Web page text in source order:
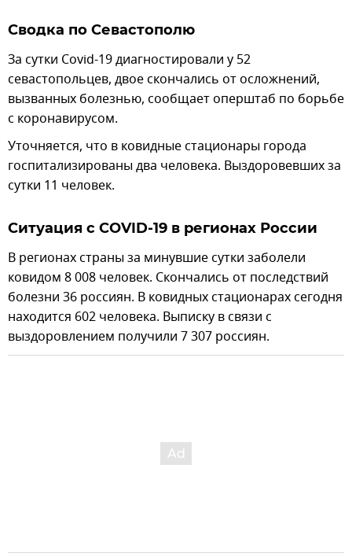
Сводка по Севастополю
За сутки Covid-19 диагностировали у 52
севастопольцев, двое скончались от осложнений,
вызванных болезнью, сообщает оперштаб по борьбе
с коронавирусом.
Уточняется, что в ковидные стационары города
госпитализированы два человека. Выздоровевших за
сутки 11 человек.
Ситуация с COVID-19 в регионах России
В регионах страны за минувшие сутки заболели
ковидом 8 008 человек. Скончались от последствий
болезни 36 россиян. В ковидных стационарах сегодня
находится 602 человека. Выписку в связи с
выздоровлением получили 7 307 россиян.